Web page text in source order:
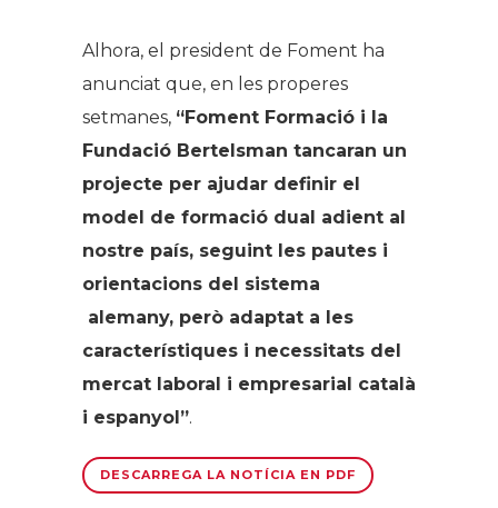
Alhora, el president de Foment ha
anunciat que, en les properes
setmanes, “Foment Formació i la
Fundació Bertelsman tancaran un
projecte per ajudar definir el
model de formació dual adient al
nostre país, seguint les pautes i
orientacions del sistema
alemany, però adaptat a les
característiques i necessitats del
mercat laboral i empresarial català
i espanyol”.
DESCARREGA LA NOTÍCIA EN PDF